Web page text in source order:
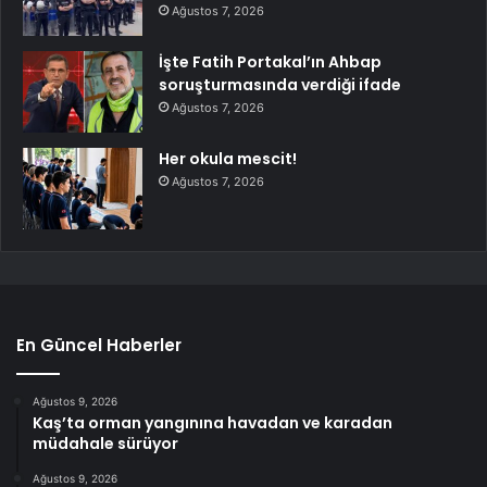
Ağustos 7, 2026
İşte Fatih Portakal’ın Ahbap
soruşturmasında verdiği ifade
Ağustos 7, 2026
Her okula mescit!
Ağustos 7, 2026
En Güncel Haberler
Ağustos 9, 2026
Kaş’ta orman yangınına havadan ve karadan
müdahale sürüyor
Ağustos 9, 2026